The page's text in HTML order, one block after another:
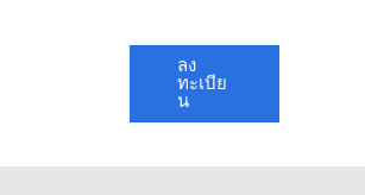
ลง
ทะเบีย
น